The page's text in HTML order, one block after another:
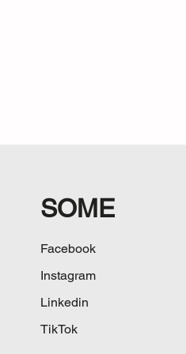
SOME
Facebook
Instagram
Linkedin
TikTok